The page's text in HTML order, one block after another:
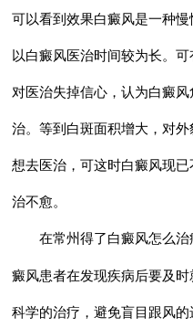
可以看到效果白癜风是一种
以白癜风医治时间较为长。
对医治失掉信心，认为白癜
治。等到白斑面积增大，对
想去医治，可这时白癜风现
治不愈。
在常州得了白癜风怎么治
癜风患者在发现疾病后要及
科学的治疗，避免盲目跟风